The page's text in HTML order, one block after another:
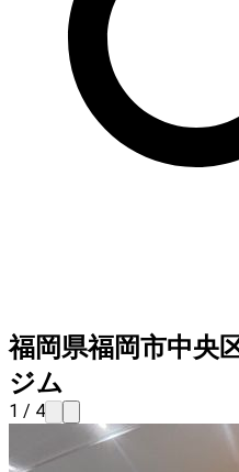
福岡県福岡市中央
ジム
1 / 4